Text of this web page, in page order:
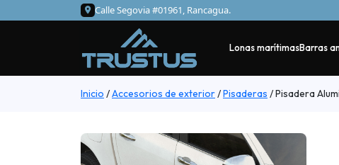
Calle Segovia #01961, Rancagua.
Lonas marítimasBarras
Inicio /Accesorios de exterior/Pisaderas /Pisadera